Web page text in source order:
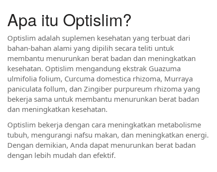
Apa itu Optislim?
Optislim adalah suplemen kesehatan yang terbuat dari
bahan-bahan alami yang dipilih secara teliti untuk
membantu menurunkan berat badan dan meningkatkan
kesehatan. Optislim mengandung ekstrak Guazuma
ulmifolia folium, Curcuma domestica rhizoma, Murraya
paniculata follum, dan Zingiber purpureum rhizoma yang
bekerja sama untuk membantu menurunkan berat badan
dan meningkatkan kesehatan.
Optislim bekerja dengan cara meningkatkan metabolisme
tubuh, mengurangi nafsu makan, dan meningkatkan energi.
Dengan demikian, Anda dapat menurunkan berat badan
dengan lebih mudah dan efektif.